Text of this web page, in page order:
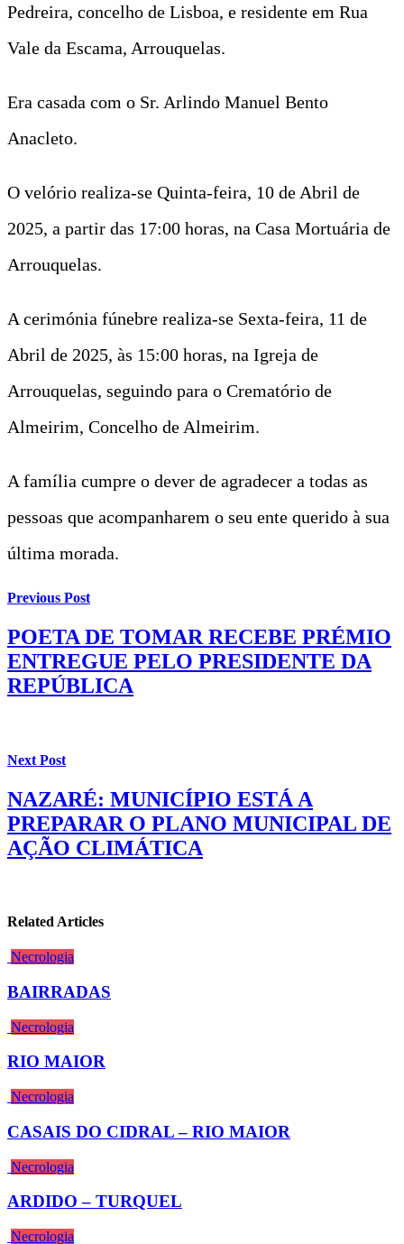
Pedreira, concelho de Lisboa, e residente em Rua
Vale da Escama, Arrouquelas.
Era casada com o Sr. Arlindo Manuel Bento
Anacleto.
O velório realiza-se Quinta-feira, 10 de Abril de
2025, a partir das 17:00 horas, na Casa Mortuária de
Arrouquelas.
A cerimónia fúnebre realiza-se Sexta-feira, 11 de
Abril de 2025, às 15:00 horas, na Igreja de
Arrouquelas, seguindo para o Crematório de
Almeirim, Concelho de Almeirim.
A família cumpre o dever de agradecer a todas as
pessoas que acompanharem o seu ente querido à sua
última morada.
Previous Post
POETA DE TOMAR RECEBE PRÉMIO
ENTREGUE PELO PRESIDENTE DA
REPÚBLICA
Next Post
NAZARÉ: MUNICÍPIO ESTÁ A
PREPARAR O PLANO MUNICIPAL DE
AÇÃO CLIMÁTICA
Related Articles
Necrologia
BAIRRADAS
Necrologia
RIO MAIOR
Necrologia
CASAIS DO CIDRAL – RIO MAIOR
Necrologia
ARDIDO – TURQUEL
Necrologia